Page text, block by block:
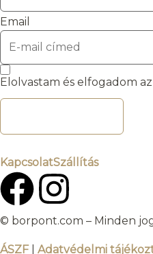
Email
Elolvastam és elfogadom az
KapcsolatSzállítás
© borpont.com – Minden
ÁSZF| Adatvédelmi